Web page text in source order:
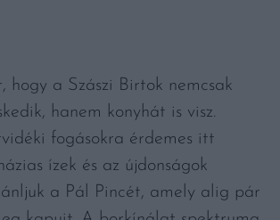
hogy a Szászi Birtok nemcsak
hanem konyhát is visz.
fogásokra érdemes itt
ízek és az újdonságok
a Pál Pincét, amely alig pár